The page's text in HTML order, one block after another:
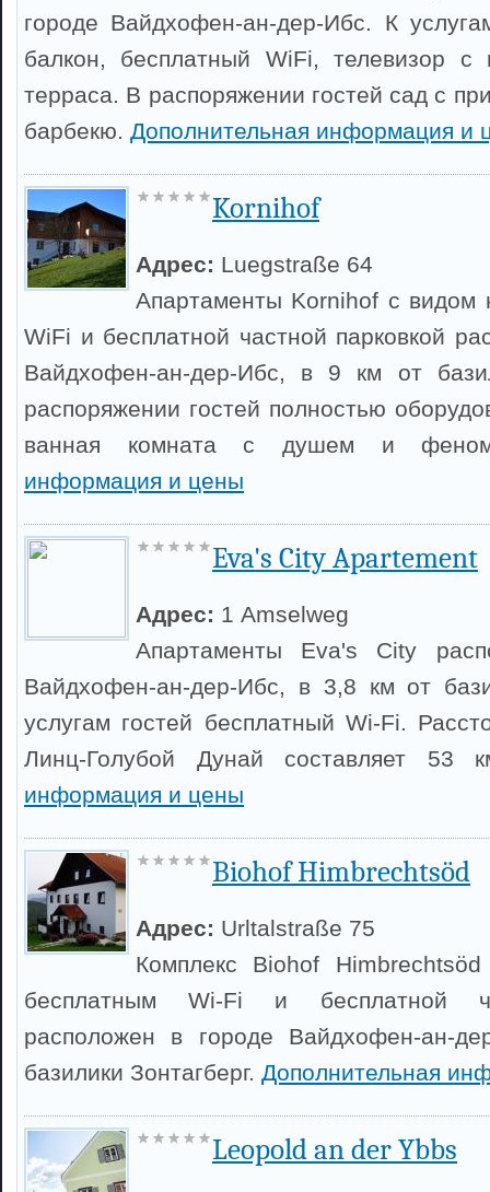
городе Вайдхофен-ан-дер-Ибс. К
балкон, бесплатный WiFi, телевизор с
терраса. В распоряжении гостей сад с
барбекю. Дополнительная информация и
Kornihof
Адрес: Luegstraße 64
Апартаменты Kornihof с видом
WiFi и бесплатной частной парковкой
Вайдхофен-ан-дер-Ибс, в 9 км от
распоряжении гостей полностью
ванная комната с душем и
информация и цены
Eva's City Apartement
Адрес: 1 Amselweg
Апартаменты Eva's City
Вайдхофен-ан-дер-Ибс, в 3,8 км от
услугам гостей бесплатный Wi-Fi.
Линц-Голубой Дунай составляет 53
информация и цены
Biohof Himbrechtsöd
Адрес: Urltalstraße 75
Комплекс Biohof
бесплатным Wi-Fi и бесплатной
расположен в городе Вайдхофен-ан-
базилики Зонтагберг. Дополнительная
Leopold an der Ybbs